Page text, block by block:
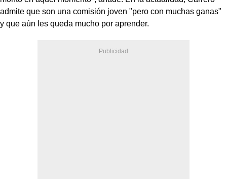
admite que son una comisión joven "pero con muchas ganas"
y que aún les queda mucho por aprender.